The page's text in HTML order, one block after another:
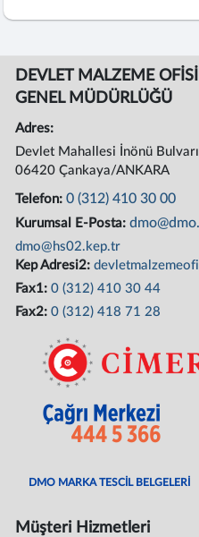
DEVLET MALZEME OFİSİ
GENEL MÜDÜRLÜĞÜ
Adres:
Devlet Mahallesi İnönü
06420 Çankaya/ANKARA
Telefon:0 (312) 410 30 00
Kurumsal E-Posta:
dmo@hs02.kep.tr
Kep Adresi2:
Fax1:0 (312) 410 30 44
Fax2:0 (312) 418 71 28
DMO MARKA TESCİL BELGELERİ
Müşteri Hizmetleri